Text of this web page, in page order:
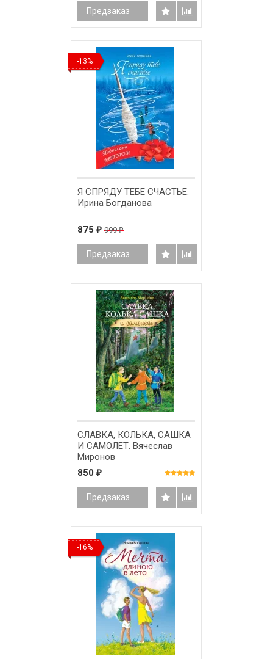
Предзаказ
-13%
Я СПРЯДУ ТЕБЕ СЧАСТЬЕ.
Ирина Богданова
875 ₽ 999₽
Предзаказ
СЛАВКА, КОЛЬКА, САШКА
И САМОЛЕТ. Вячеслав
Миронов
850 ₽
Предзаказ
-16%